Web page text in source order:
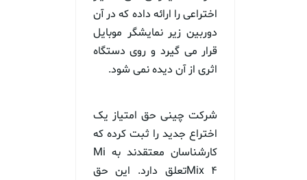
اختراعی را ارائه داده که در آن
دوربین زیر نمایشگر موبایل
قرار می گیرد و روی دستگاه
اثری از آن دیده نمی شود.
شرکت چینی حق امتیاز یک
اختراع جدید را ثبت کرده که
کارشناسان معتقدند به Mi
Mix ۴تعلق دارد. این حق